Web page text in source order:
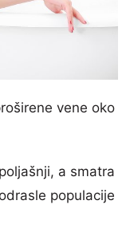
vene oko
a smatra
populacije